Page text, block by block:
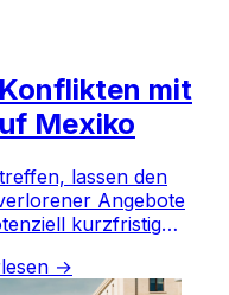
mit
Mexiko
lassen den
Angebote
kurzfristig
→